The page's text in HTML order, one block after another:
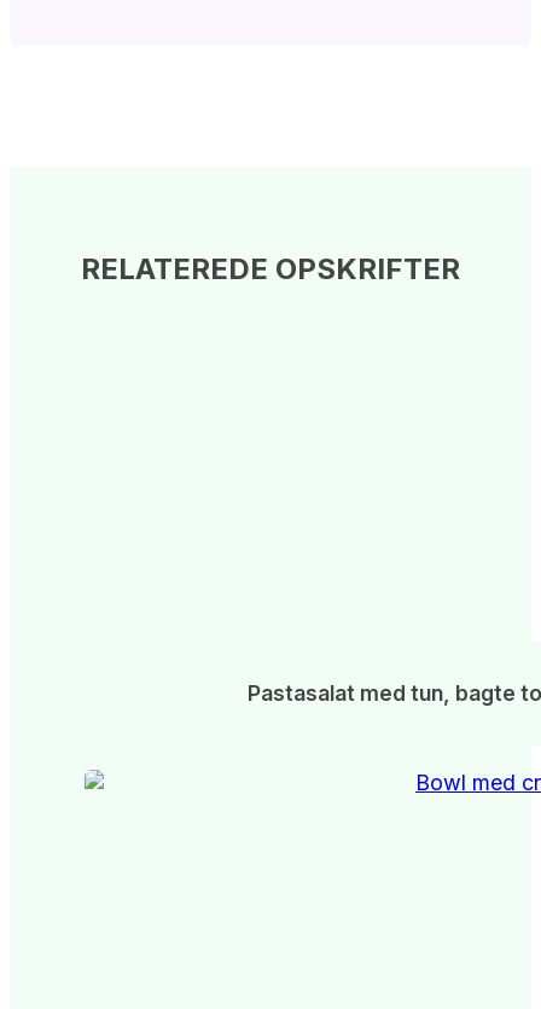
RELATEREDE OPSKRIFTER
Pastasalat med tun, bagte